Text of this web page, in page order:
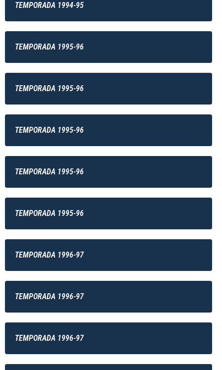
TEMPORADA 1994-95
TEMPORADA 1995-96
TEMPORADA 1995-96
TEMPORADA 1995-96
TEMPORADA 1995-96
TEMPORADA 1995-96
TEMPORADA 1996-97
TEMPORADA 1996-97
TEMPORADA 1996-97